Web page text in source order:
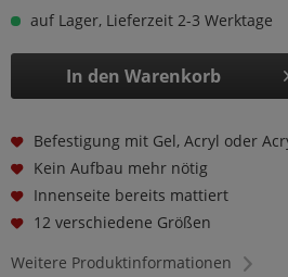
auf Lager, Lieferzeit 2-3 Werktage
In den Warenkorb
Befestigung mit Gel, Acryl oder
Kein Aufbau mehr nötig
Innenseite bereits mattiert
12 verschiedene Größen
Weitere Produktinformationen